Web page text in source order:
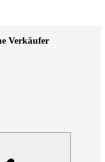
Verkäufer